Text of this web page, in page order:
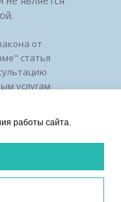
от
статья
услугам
№ ЛО-50-01-
НЕОБХОДИМА
работы сайта.